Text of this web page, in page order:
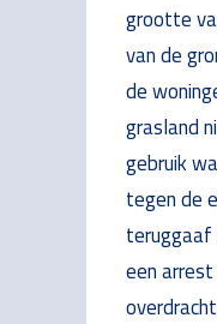
grootte
van de
de
grasland
gebruik
tegen de
teruggaaf
een